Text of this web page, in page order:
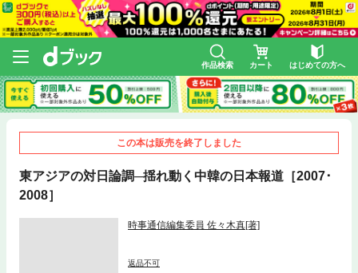
作品検索 カート はじめての方へ
この本は販売を終了しました
東アジアの対日論調─揺れ動く中韓の日本報道［2007･
2008］
時事通信編集委員 佐々木真[著]
返品不可